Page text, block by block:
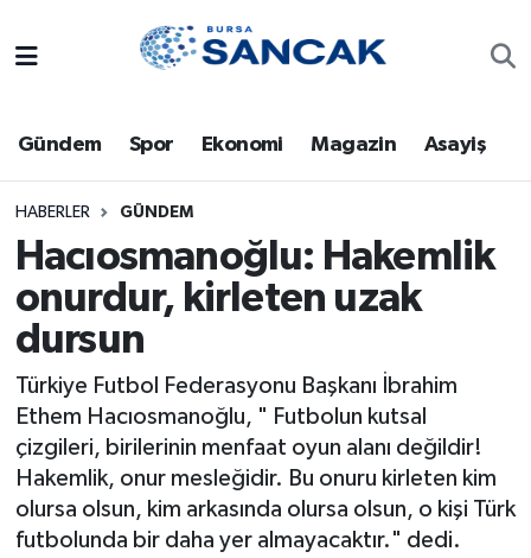
Gündem Spor Ekonomi Magazin Asayiş
HABERLER GÜNDEM
Hacıosmanoğlu: Hakemlik
onurdur, kirleten uzak
dursun
Türkiye Futbol Federasyonu Başkanı İbrahim
Ethem Hacıosmanoğlu, " Futbolun kutsal
çizgileri, birilerinin menfaat oyun alanı değildir!
Hakemlik, onur mesleğidir. Bu onuru kirleten kim
olursa olsun, kim arkasında olursa olsun, o kişi Türk
futbolunda bir daha yer almayacaktır." dedi.
Bursa
Dünya
Eğitim
Ekonomi
Genel
Gündem
Magazin
Trafik Durumu
Süper Lig Puan Durumu ve Fikstür
Tüm Manşetler
Son Dakika Haberleri
Haber Arşivi